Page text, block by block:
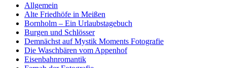
Allgemein
Alte Friedhöfe in Meißen
Bornholm – Ein Urlaubstagebuch
Burgen und Schlösser
Demnächst auf Mystik Moments Fotografie
Die Waschbären vom Appenhof
Eisenbahnromantik